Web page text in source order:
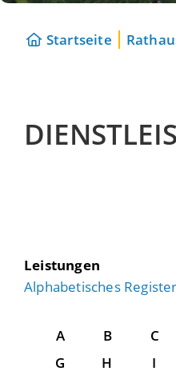
Startseite
Leistungen
Alphabetisches
A B C
G
H I